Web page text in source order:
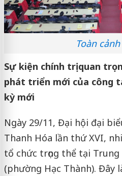
Toàn
Sự kiện chính trị quan
phát triển mới của công
kỳ mới
Ngày 29/11, Đại hội đại
Thanh Hóa lần thứ XVI,
tổ chức trọng thể tại
(phường Hạc Thành). Đây